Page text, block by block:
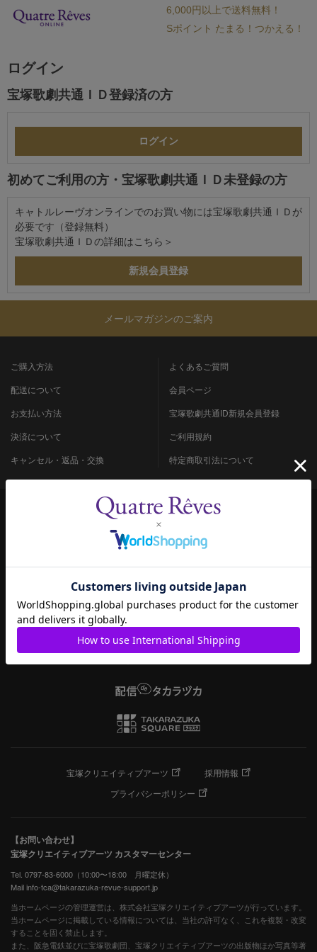
6,000円以上で送料無料！
Sポイント たまる！つかえる！
ログイン
宝塚歌劇共通ＩＤ登録済の方
初めてご利用の方・宝塚歌劇共通ＩＤ未登録の方
キャトルレーヴオンラインでのお買い物には宝塚歌劇共通ＩＤが
必要です（登録無料）
宝塚歌劇共通ＩＤの詳細は こちら＞
メールマガジンのご案内
ご購入方法
配送について
お支払い方法
決済について
キャンセル・返品・交換
よくあるご質問
会員ページ
宝塚歌劇共通ID新規会員登録
ご利用規約
特定商取引法について
宝塚クリエイティブアーツ
採用情報
プライバシーポリシー
【お問い合わせ】
宝塚クリエイティブアーツ カスタマーセンター
Tel. 0797-83-6000（10:00〜18:00 月曜定休）
Mail info-tca@takarazuka-revue-support.jp
当ホームページの管理運営は、株式会社宝塚クリエイティブアーツが行っています。
当ホームページに掲載している情報については、当社の許可なく、これを複製・改変
することを固く禁止します。
また、阪急電鉄並びに宝塚歌劇団、宝塚クリエイティブアーツの出版物ほか写真等著